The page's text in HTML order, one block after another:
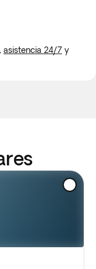
asistencia 24/7 y